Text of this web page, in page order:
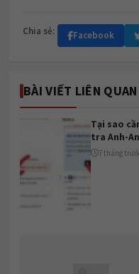
Chia sẻ: Facebook
BÀI VIẾT LIÊN QUAN
Tại sao
tra Anh-
7 tháng